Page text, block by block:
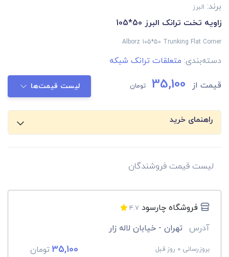
برند: البرز
زاویه تخت ترانک البرز 50*105
Alborz 105*50 Trunking Flat Corner
دسته‌بندی: متعلقات ترانک شبکه
قیمت از 35,100 تومان لیست قیمت‌ها
راهنمای خرید
لیست قیمت فروشندگان
فروشگاه چارسود 4.7
آدرس تهران - خیابان لاله زار
بروزرسانی 0 روز قبل 35,100 تومان